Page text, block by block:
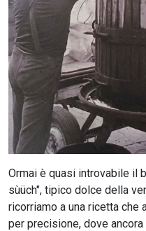
CERCA
Ormai è quasi introvabile il
sùüch", tipico dolce della
ricorriamo a una ricetta che
per precisione, dove